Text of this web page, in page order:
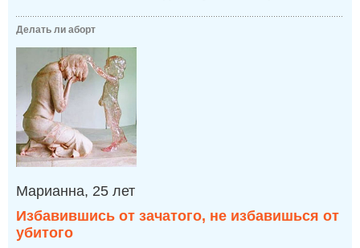
Делать ли аборт
Марианна, 25 лет
Избавившись от зачатого, не избавишься от
убитого